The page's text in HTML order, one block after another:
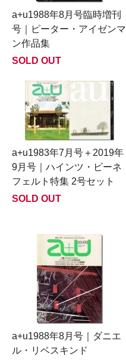
a+u1988年8月号臨時増刊
号｜ピーター・アイゼンマ
ン作品集
SOLD OUT
a+u1983年7月号＋2019年
9月号｜ハインツ・ビーネ
フェルト特集 2号セット
SOLD OUT
a+u1988年8月号｜ダニエ
ル・リベスキンド